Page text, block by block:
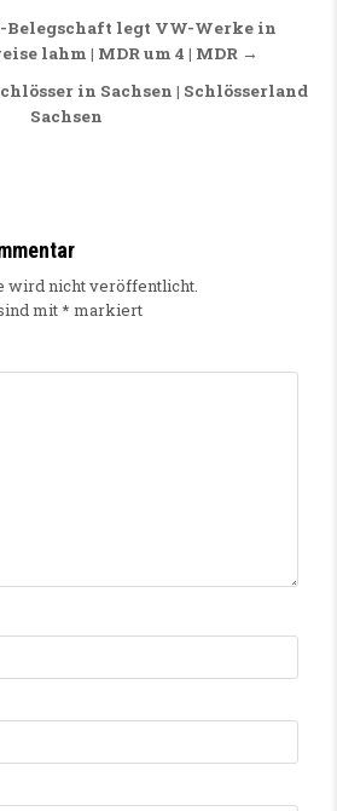
legt VW-Werke in
lahm | MDR um 4 | MDR →
in Sachsen | Schlösserland
Sachsen
wird nicht veröffentlicht.
mit* markiert